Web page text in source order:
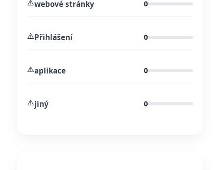
⚠️webové stránky 0
⚠️Přihlášení 0
⚠️aplikace 0
⚠️jiný 0